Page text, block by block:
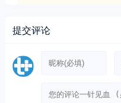
提交评论